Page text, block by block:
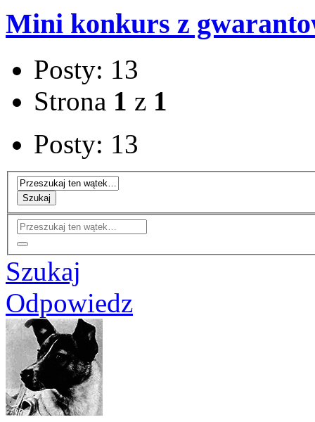
Mini konkurs z
Posty: 13
Strona 1 z 1
Posty: 13
Szukaj
Szukaj
Odpowiedz